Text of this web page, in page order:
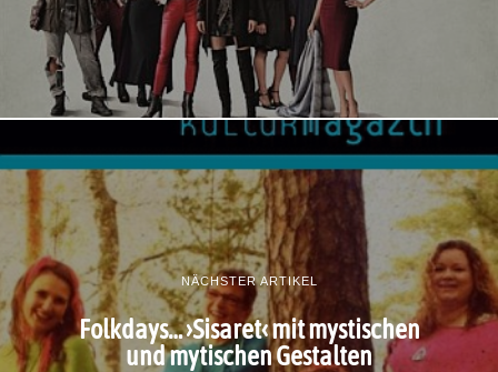
NÄCHSTER ARTIKEL
Folkdays… ›Sisaret‹ mit mystischen
und mytischen Gestalten